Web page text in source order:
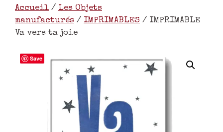
Accueil/ Les Objets
manufacturés / IMPRIMABLES / IMPRIMABLE
Va vers ta joie
Save